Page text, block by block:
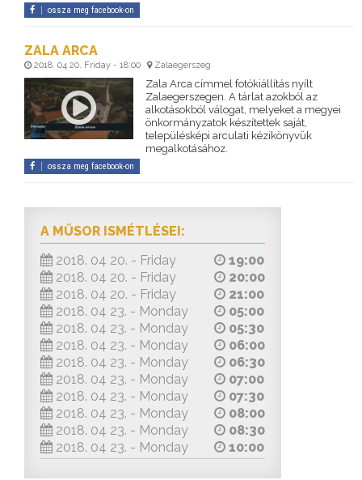
ossza meg facebook-on
ZALA ARCA
2018. 04 20. Friday - 18:00 Zalaegerszeg
Zala Arca címmel fotókiállítás nyílt
Zalaegerszegen. A tárlat azokból az
alkotásokból válogat, melyeket a megyei
önkormányzatok készítettek saját,
településképi arculati kézikönyvük
megalkotásához.
ossza meg facebook-on
A MŰSOR ISMÉTLÉSEI:
2018. 04 20. - Friday
19:00
2018. 04 20. - Friday
20:00
2018. 04 20. - Friday
21:00
2018. 04 23. - Monday
05:00
2018. 04 23. - Monday
05:30
2018. 04 23. - Monday
06:00
2018. 04 23. - Monday
06:30
2018. 04 23. - Monday
07:00
2018. 04 23. - Monday
07:30
2018. 04 23. - Monday
08:00
2018. 04 23. - Monday
08:30
2018. 04 23. - Monday
10:00